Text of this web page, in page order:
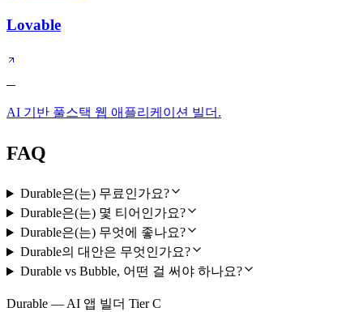
Lovable
AI 기반 풀스택 웹 애플리케이션 빌더.
FAQ
Durable은(는) 무료인가요?
Durable은(는) 몇 티어인가요?
Durable은(는) 무엇에 좋나요?
Durable의 대안은 무엇인가요?
Durable vs Bubble, 어떤 걸 써야 하나요?
Durable — AI 앱 빌더 Tier C